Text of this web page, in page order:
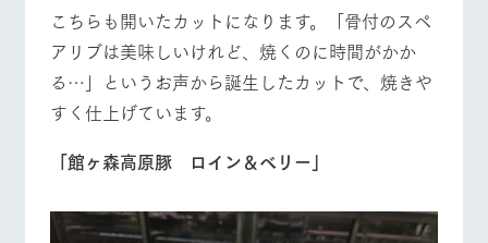
こちらも開いたカットになります。「骨付のスペ
アリブは美味しいけれど、焼くのに時間がかか
る…」というお声から誕生したカットで、焼きや
すく仕上げています。
「館ヶ森高原豚 ロイン＆ベリー」